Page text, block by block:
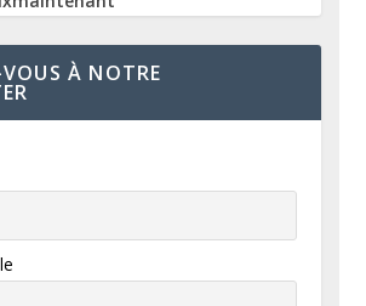
À NOTRE